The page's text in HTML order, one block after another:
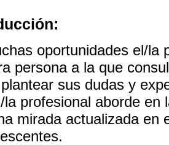
oportunidades el/la
persona a la que
sus dudas y
la profesional aborde
mirada actualizada en